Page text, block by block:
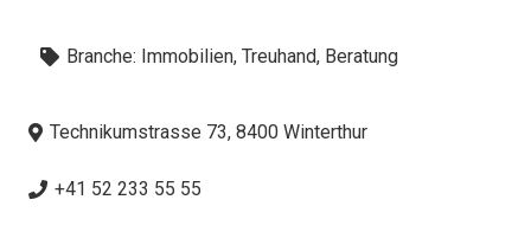
Branche: Immobilien, Treuhand, Beratung
Technikumstrasse 73, 8400 Winterthur
+41 52 233 55 55